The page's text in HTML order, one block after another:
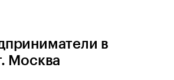
в
Москва